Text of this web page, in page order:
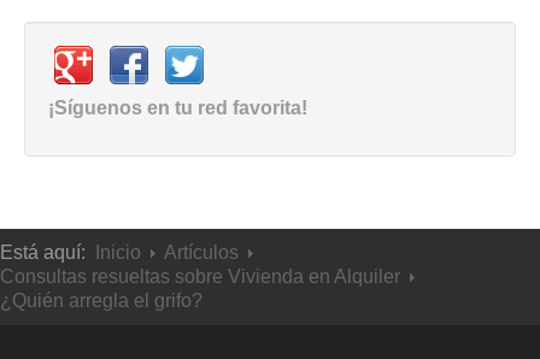
¡Síguenos en tu red favorita!
Está aquí: Inicio
Artículos
Consultas resueltas sobre Vivienda en Alquiler
¿Quién arregla el grifo?